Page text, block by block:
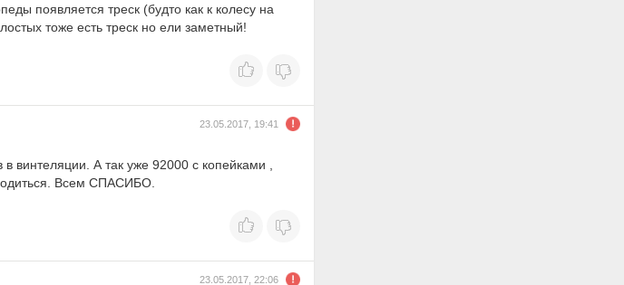
появляется треск (будто как к колесу на
тоже есть треск но ели заметный!
23.05.2017, 19:41
винтеляции. А так уже 92000 с копейками ,
Всем СПАСИБО.
23.05.2017, 22:06